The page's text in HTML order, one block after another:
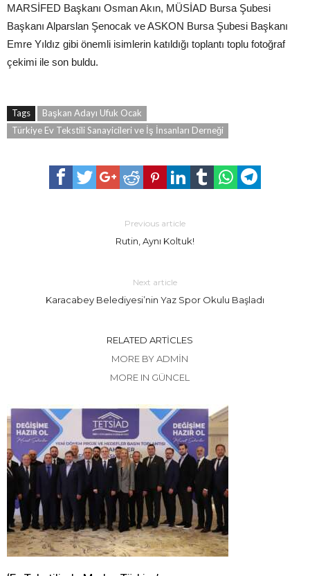
MARSİFED Başkanı Osman Akın, MÜSİAD Bursa Şubesi
Başkanı Alparslan Şenocak ve ASKON Bursa Şubesi Başkanı
Emre Yıldız gibi önemli isimlerin katıldığı toplantı toplu fotoğraf
çekimi ile son buldu.
Tags
Başkan Adayı Ufuk Ocak
Türkiye Ev Tekstili Sanayicileri ve İş İnsanları Derneği
Previous article
Rutin, Aynı Koltuk!
Next article
Karacabey Belediyesi’nin Yaz Spor Okulu Başladı
RELATED ARTICLES
MORE BY ADMIN
MORE IN GÜNCEL